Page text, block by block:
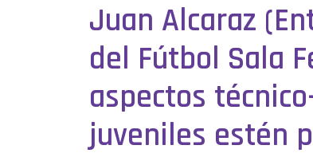
Juan Alcaraz
del Fútbol Sala
aspectos
juveniles estén